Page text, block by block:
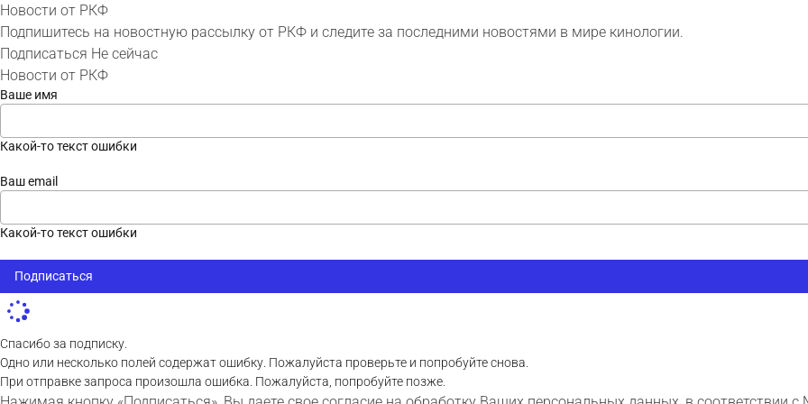
Новости от РКФ
Подпишитесь на новостную рассылку от РКФ и следите за последними новостями в мире кинологии.
Подписаться Не сейчас
Новости от РКФ
Ваше имя
Какой-то текст ошибки
Ваш email
Какой-то текст ошибки
Подписаться
Спасибо за подписку.
Одно или несколько полей содержат ошибку. Пожалуйста проверьте и попробуйте снова.
При отправке запроса произошла ошибка. Пожалуйста, попробуйте позже.